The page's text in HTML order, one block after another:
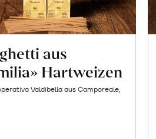
aus
Hartweizen
Valdibella aus Camporeale,